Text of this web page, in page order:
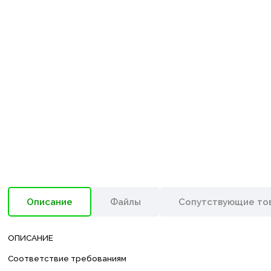
Описание Файлы Сопутствующие
ОПИСАНИЕ
Соответствие требованиям